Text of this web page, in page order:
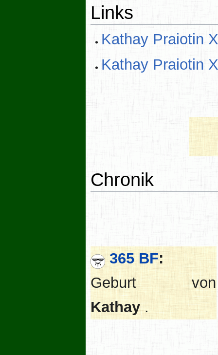
Links
Kathay Praiotin
Kathay Praiotin
Chronik
365 BF:
Geburt von
Kathay.